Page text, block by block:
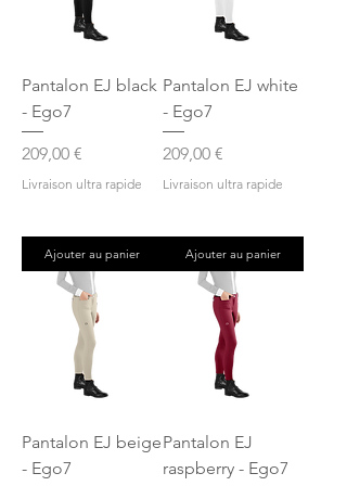
Pantalon EJ black
- Ego7
Prix
209,00 €
Livraison ultra rapide
Ajouter au panier
Pantalon EJ white
- Ego7
Prix
209,00 €
Livraison ultra rapide
Ajouter au panier
Pantalon EJ beige
- Ego7
Pantalon EJ
raspberry - Ego7